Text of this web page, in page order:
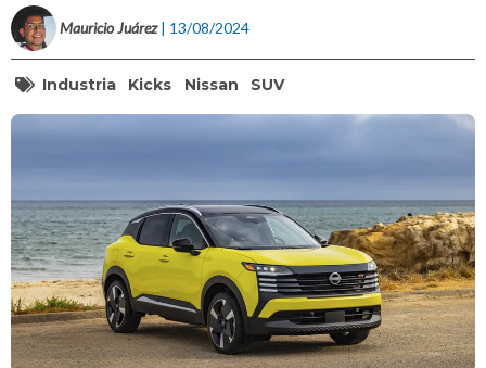
Mauricio Juárez | 13/08/2024
Industria Kicks Nissan SUV